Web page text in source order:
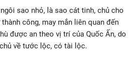
sao nhỏ, là sao cát tinh, chủ cho
công, may mắn liên quan đến
được an theo vị trí của Quốc Ấn, do
về tước lộc, có tài lộc.